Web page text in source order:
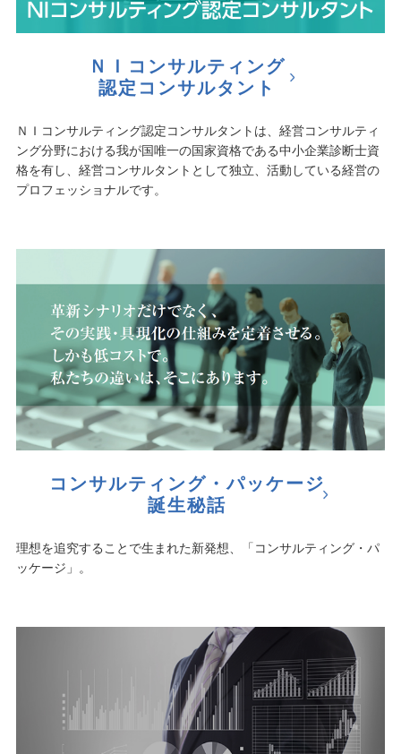
ＮＩコンサルティング
認定コンサルタント
ＮＩコンサルティング認定コンサルタントは、経営コンサルティ
ング分野における我が国唯一の国家資格である中小企業診断士資
格を有し、経営コンサルタントとして独立、活動している経営の
プロフェッショナルです。
コンサルティング・パッケージ
誕生秘話
理想を追究することで生まれた新発想、「コンサルティング・パ
ッケージ」。